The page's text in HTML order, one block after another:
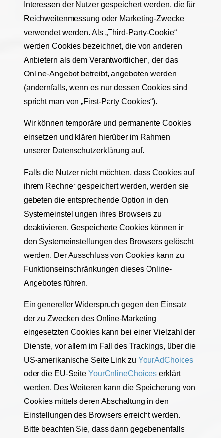
Interessen der Nutzer gespeichert werden, die für
Reichweitenmessung oder Marketing-Zwecke
verwendet werden. Als „Third-Party-Cookie“
werden Cookies bezeichnet, die von anderen
Anbietern als dem Verantwortlichen, der das
Online-Angebot betreibt, angeboten werden
(andernfalls, wenn es nur dessen Cookies sind
spricht man von „First-Party Cookies“).
Wir können temporäre und permanente Cookies
einsetzen und klären hierüber im Rahmen
unserer Datenschutzerklärung auf.
Falls die Nutzer nicht möchten, dass Cookies auf
ihrem Rechner gespeichert werden, werden sie
gebeten die entsprechende Option in den
Systemeinstellungen ihres Browsers zu
deaktivieren. Gespeicherte Cookies können in
den Systemeinstellungen des Browsers gelöscht
werden. Der Ausschluss von Cookies kann zu
Funktionseinschränkungen dieses Online-
Angebotes führen.
Ein genereller Widerspruch gegen den Einsatz
der zu Zwecken des Online-Marketing
eingesetzten Cookies kann bei einer Vielzahl der
Dienste, vor allem im Fall des Trackings, über die
US-amerikanische Seite Link zu YourAdChoices
oder die EU-Seite YourOnlineChoices erklärt
werden. Des Weiteren kann die Speicherung von
Cookies mittels deren Abschaltung in den
Einstellungen des Browsers erreicht werden.
Bitte beachten Sie, dass dann gegebenenfalls